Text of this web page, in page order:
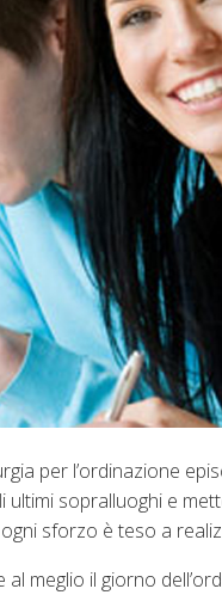
per l’ordinazione
sopralluoghi e
sforzo è teso a
meglio il giorno